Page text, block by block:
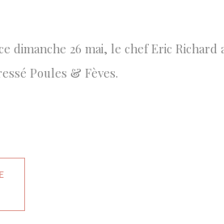
dimanche 26 mai, le chef Eric
Poules & Fèves.